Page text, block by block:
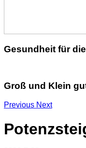
Gesundheit für
Groß und Klein
Previous Next